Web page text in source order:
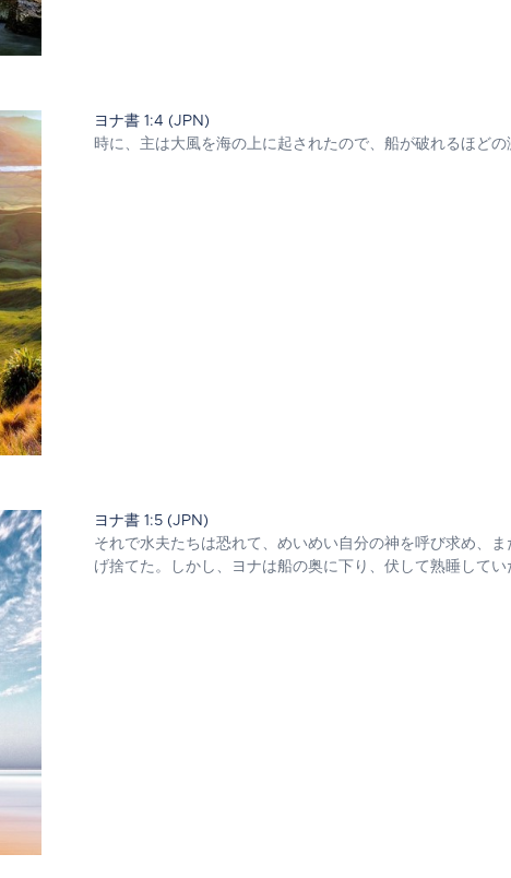
ヨナ書 1:4 (JPN)
時に、主は大風を海の上に起されたので、船が破れるほどの
ヨナ書 1:5 (JPN)
それで水夫たちは恐れて、めいめい自分の神を呼び求め、
げ捨てた。しかし、ヨナは船の奥に下り、伏して熟睡してい